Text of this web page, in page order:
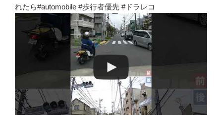
れたら#automobile #歩行者優先 #ドラレコ